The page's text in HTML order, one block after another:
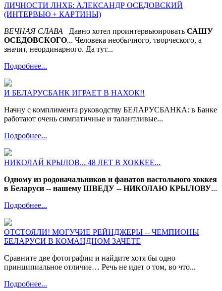
ЛИЧНОСТИ ЛНХБ: АЛЕКСАНДР ОСЕДОВСКИЙ
(ИНТЕРВЬЮ + КАРТИНЫ)
ВЕЧНАЯ СЛАВА Давно хотел проинтервьюировать САШУ
ОСЕДОВСКОГО... Человека необычного, творческого, а
значит, неординарного. Да тут...
Подробнее...
И БЕЛАРУСБАНК ИГРАЕТ В НАХОК!!
Начну с комплимента руководству БЕЛАРУСБАНКА: в Банке
работают очень симпатичные и талантливые...
Подробнее...
НИКОЛАЙ КРЫЛОВ... 48 ЛЕТ В ХОККЕЕ...
Одному из родоначальников и фанатов настольного хоккея
в Беларуси -- нашему ШВЕДУ -- НИКОЛАЮ КРЫЛОВУ...
Подробнее...
ОТСТОЯЛИ! МОГУЧИЕ РЕЙНДЖЕРЫ -- ЧЕМПИОНЫ
БЕЛАРУСИ В КОМАНДНОМ ЗАЧЕТЕ
Сравните две фотографии и найдите хотя бы одно
принципиальное отличие… Речь не идет о том, во что...
Подробнее...